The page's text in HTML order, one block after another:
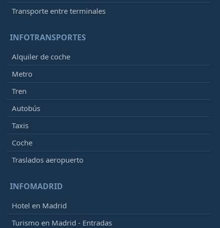
Transporte entre terminales
INFOTRANSPORTES
Alquiler de coche
Metro
Tren
Autobús
Taxis
Coche
Traslados aeropuerto
INFOMADRID
Hotel en Madrid
Turismo en Madrid - Entradas